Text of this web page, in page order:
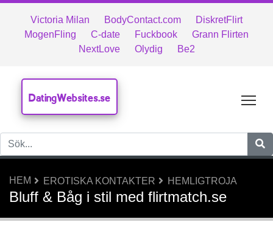
Victoria Milan BodyContact.com
DiskretFlirt
MogenFling
C-date Fuckbook
Grann Flirten
NextLove
Olydig Be2
DatingWebsites.se
HEM EROTISKA KONTAKTER HEMLIGTROJA
Bluff & Båg i stil med flirtmatch.se